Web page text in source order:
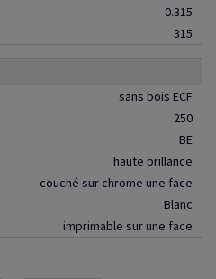
0.315
315
sans bois ECF
250
BE
haute brillance
couché sur chrome une face
Blanc
imprimable sur une face